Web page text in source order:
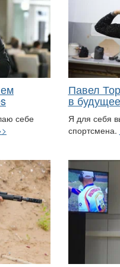
себе
Павел
в будущее
Я для себя
спортсмена.